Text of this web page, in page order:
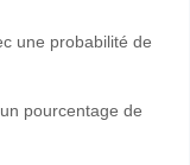
une probabilité de
pourcentage de